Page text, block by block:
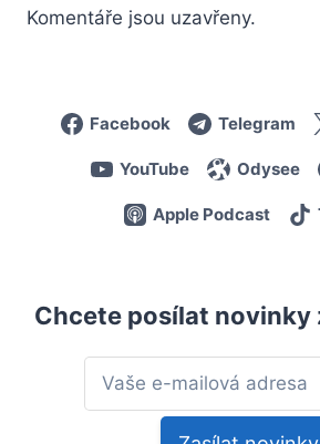
Komentáře jsou uzavřeny.
Facebook Telegram
YouTube Odysee
Apple Podcast
Chcete posílat novinky